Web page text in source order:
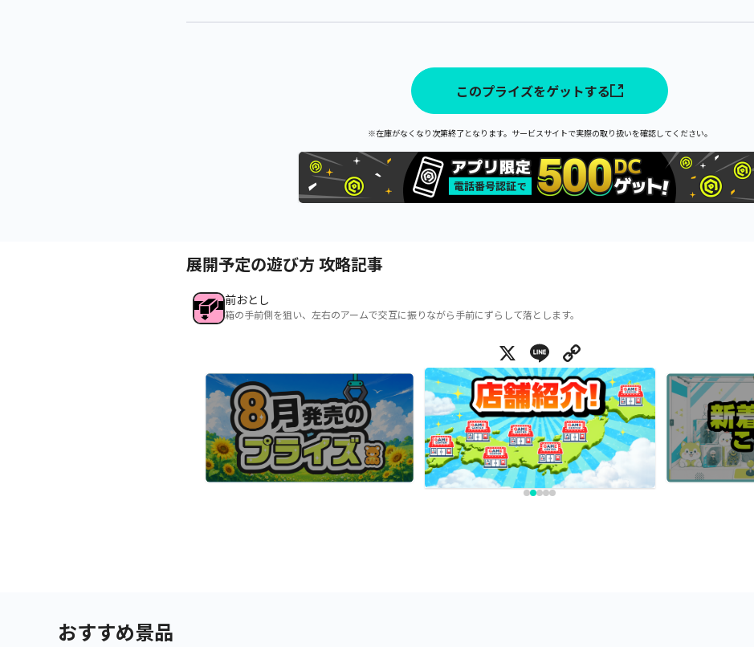
このプライズをゲットする
※在庫がなくなり次第終了となります。サービスサイトで実際の取り扱いを確認してください。
展開予定の遊び方 攻略記事
前おとし
箱の手前側を狙い、左右のアームで交互に振りながら手前にずらして落とします。
X Line
おすすめ景品